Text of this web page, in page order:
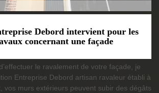
Debord intervient pour les
concernant une façade
le ravalement de votre façade, je
Entreprise Debord artisan ravaleur établi à
vos murs extérieurs peuvent subir des dégâts